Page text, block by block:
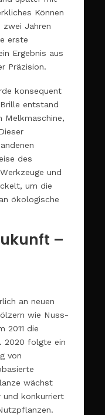
Können
zwei Jahren
erste
Ergebnis aus
Präzision.
konsequent
entstand
Melkmaschine,
des
und
um die
ökologische
–
an neuen
wie Nuss-
2011 die
2020 folgte ein
von
wächst
und konkurriert